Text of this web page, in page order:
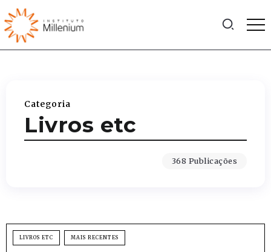
Categoria
Livros etc
368 Publicações
LIVROS ETC MAIS RECENTES